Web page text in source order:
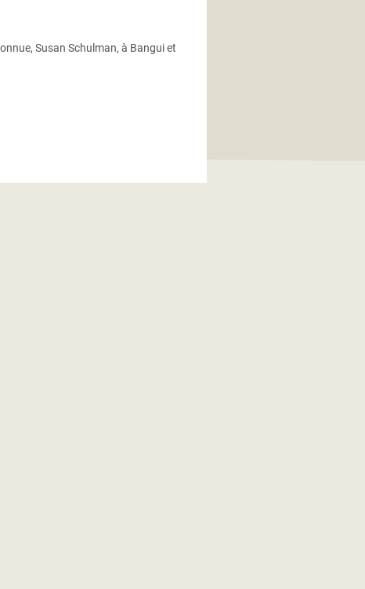
Susan Schulman, à Bangui et